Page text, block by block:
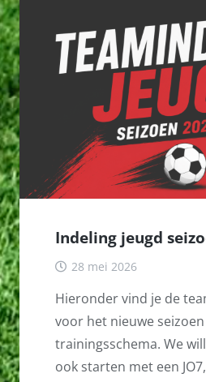
Indeling jeugd
28 mei 2026
Hieronder vind je de
voor het nieuwe
trainingsschema. We
ook starten met een